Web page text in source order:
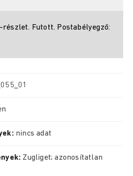
részlet. Futott. Postabélyegző:
nincs adat
Zugliget; azonosítatlan